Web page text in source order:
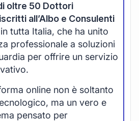
oltre 50 Dottori
all’Albo e Consulenti
tutta Italia, che ha unito
professionale a soluzioni
per offrire un servizio
online non è soltanto
ma un vero e
pensato per